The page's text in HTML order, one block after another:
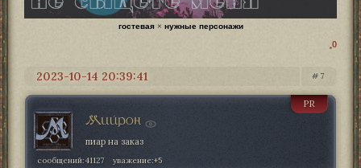
гостевая× нужные персонажи
0
7
2023-10-14 20:39:41
Мийрон
PR
пиар на заказ
сообщений:41127 уважение:+5